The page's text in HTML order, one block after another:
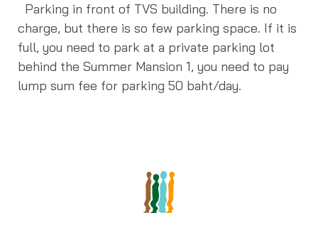
Parking in front of TVS building. There is no
charge, but there is so few parking space. If it is
full, you need to park at a private parking lot
behind the Summer Mansion 1, you need to pay
lump sum fee for parking 50 baht/day.